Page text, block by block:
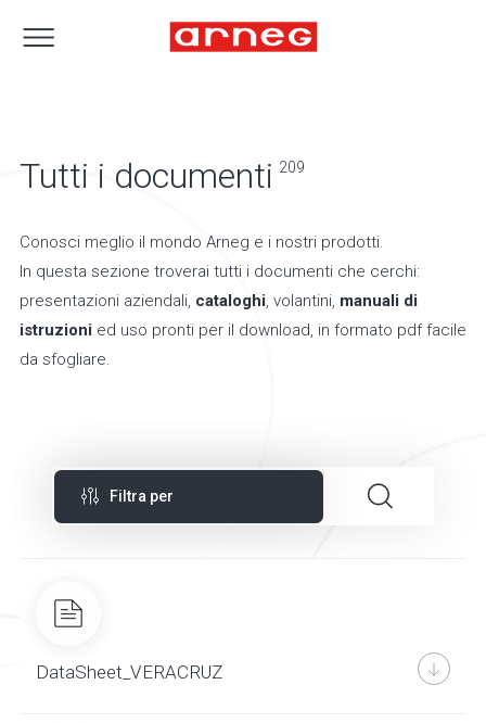
Tutti i documenti 209
Conosci meglio il mondo Arneg e i nostri prodotti.
In questa sezione troverai tutti i documenti che cerchi:
presentazioni aziendali, cataloghi, volantini, manuali di
istruzioni ed uso pronti per il download, in formato pdf facile
da sfogliare.
Filtra per
DataSheet_VERACRUZ